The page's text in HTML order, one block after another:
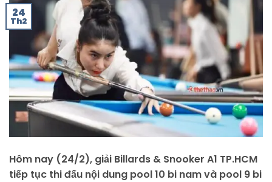
24
Th2
Hôm nay (24/2), giải Billards & Snooker A1 TP.HCM
tiếp tục thi đấu nội dung pool 10 bi nam và pool 9 bi